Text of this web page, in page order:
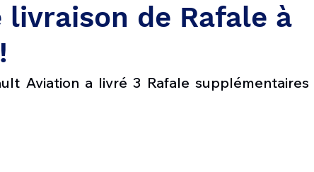
Avionique & pilotage
livraison de Rafale à
Aviation a livré 3 Rafale supplémentaires